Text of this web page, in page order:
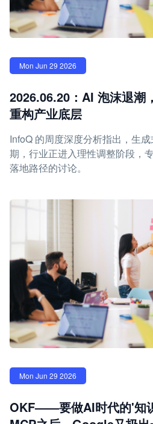
Mon Jun 29 2026
2026.06.20：AI 泡沫退潮
重构产业底层
InfoQ 的周度深度分析指出，生
期，行业正进入理性调整阶段，
落地路径的讨论。
Mon Jun 29 2026
OKF——要做AI时代的'知